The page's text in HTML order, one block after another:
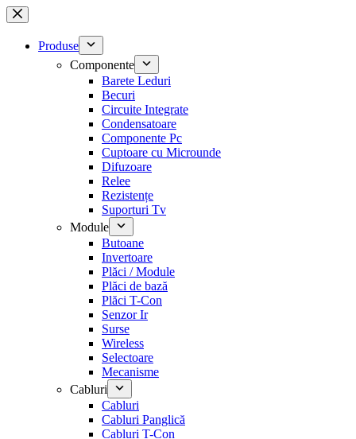
Sari
la
conținutProduse
Componente
Barete Leduri
Becuri
Circuite Integrate
Condensatoare
Componente Pc
Cuptoare cu Microunde
Difuzoare
Relee
Rezistențe
Suporturi Tv
Module
Butoane
Invertoare
Plăci / Module
Plăci de bază
Plăci T-Con
Senzor Ir
Surse
Wireless
Selectoare
Mecanisme
Cabluri
Cabluri
Cabluri Panglică
Cabluri T-Con